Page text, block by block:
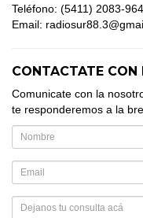
Teléfono: (5411) 2083-
Email:
CONTACTATE CON
Comunicate con la
te responderemos a la